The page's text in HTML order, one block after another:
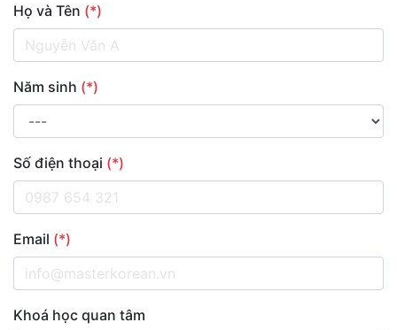
Họ và Tên (*)
Năm sinh (*)
Số điện thoại (*)
Email (*)
Khoá học quan tâm